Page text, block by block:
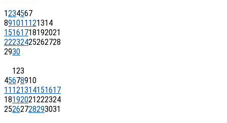
1234567
891011 121314
15161718192021
22232425262728
2930
123
45678910
11 121314151617
18192021222324
25262728293031